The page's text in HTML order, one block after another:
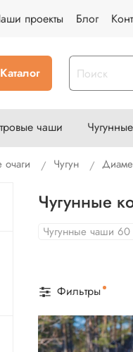
проекты Блог
Каталог
чаши
Чугун
Чугунные
Чугунные чаши
Фильтры